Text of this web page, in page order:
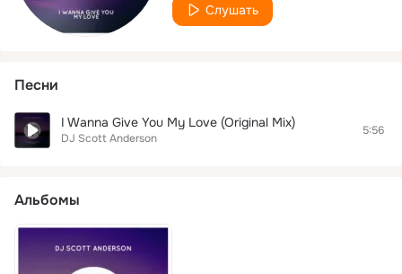
Слушать
Песни
I Wanna Give You My Love (Original Mix)
DJ Scott Anderson
5:56
Альбомы